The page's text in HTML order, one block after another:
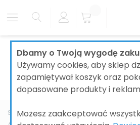
Dbamy o Twoją wygodę
Używamy cookies, aby sklep
zapamiętywał koszyk oraz
dopasowane produkty i
Możesz zaakceptować
Strona główna ŁAZIENKI BATERIE